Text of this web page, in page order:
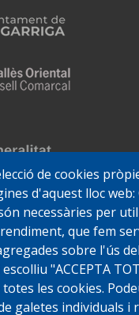
de cookies
d'aquest lloc web:
necessàries per
que fem
sobre l'ús
"ACCEPTA
les cookies.
galetes individuals i